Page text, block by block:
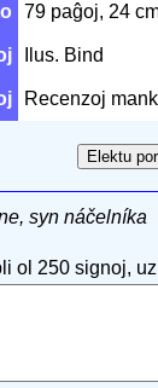
79 paĝoj, 24
Ilus. Bind
Recenzoj
syn náčelníka
ol 250 signoj,